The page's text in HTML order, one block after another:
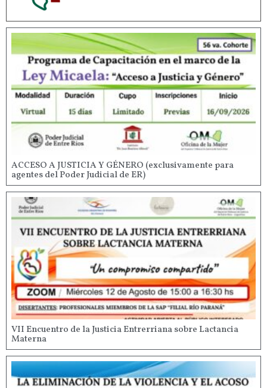
ACCESO A JUSTICIA Y GÉNERO (exclusivamente para
agentes del Poder Judicial de ER)
VII Encuentro de la Justicia Entrerriana sobre Lactancia
Materna